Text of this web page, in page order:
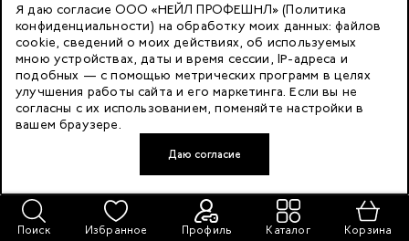
Поиск Избранное Профиль Каталог Корзина
Я даю согласие ООО «НЕЙЛ ПРОФЕШНЛ» (Политика
конфиденциальности) на обработку моих данных: файлов
cookie, сведений о моих действиях, об используемых
мною устройствах, даты и время сессии, IP-адреса и
подобных — с помощью метрических программ в целях
улучшения работы сайта и его маркетинга. Если вы не
согласны с их использованием, поменяйте настройки в
вашем браузере.
Даю согласие